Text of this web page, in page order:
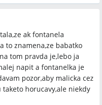
ak fontanela
to znamena,ze babatko
tom pravda je,lebo ja
napit a fontanelka je
pozor,aby malicka cez
horucavy,ale niekdy